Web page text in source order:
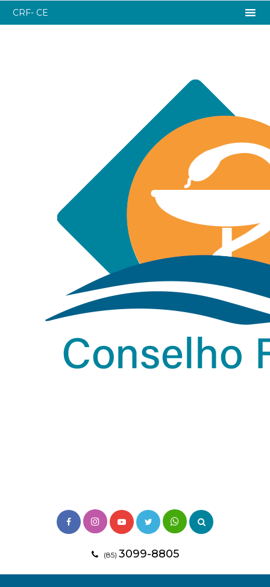
(85) 3099-8805
CRF- CE